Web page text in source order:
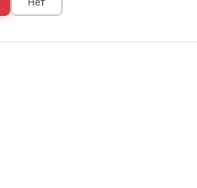
Нет